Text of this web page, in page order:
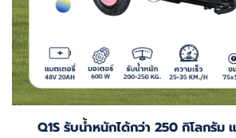
Q1S รับน้ำหนักได้กว่า 250 กิโลกรั